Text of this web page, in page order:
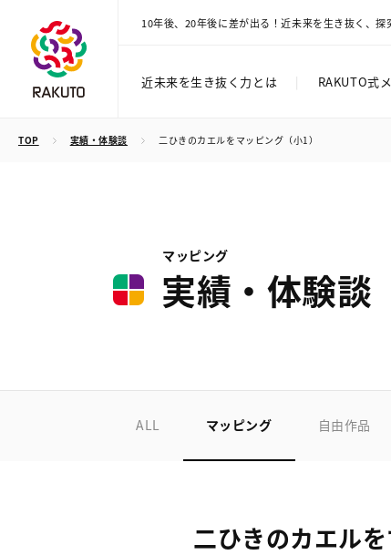
10年後、20年後に差が出る！近未来を生き抜く、探
近未来を生き抜く力とは RAKUTO式
TOP 実績・体験談 二ひきのカエルをマッピング（小1）
マッピング
実績・体験談
ALL マッピング 自由作品
二ひきのカエルを